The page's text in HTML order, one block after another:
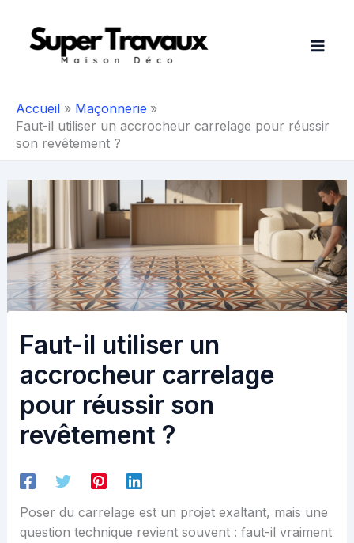
contenu
Accueil
Maçonnerie
Faut-il utiliser un accrocheur carrelage pour réussir
son revêtement ?
Faut-il utiliser un
accrocheur carrelage
pour réussir son
revêtement ?
Poser du carrelage est un projet exaltant, mais une
question technique revient souvent : faut-il vraiment